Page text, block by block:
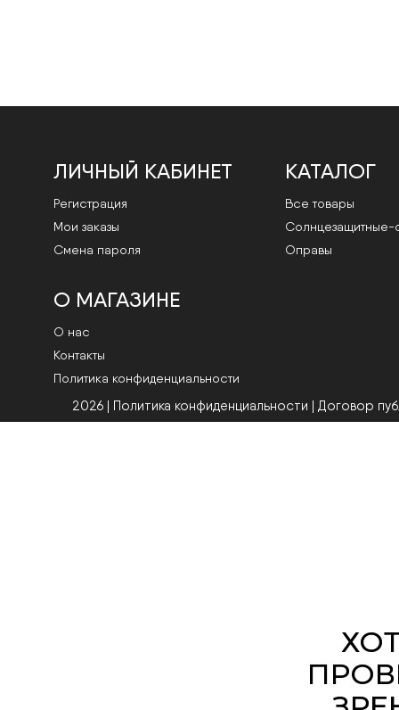
ЛИЧНЫЙ КАБИНЕТ
Регистрация
Мои заказы
Смена пароля
КАТАЛОГ
Все товары
Cолнцезащитные-
Оправы
О МАГАЗИНЕ
О нас
Контакты
Политика конфиденциальности
2026 | Политика конфиденциальности | Договор